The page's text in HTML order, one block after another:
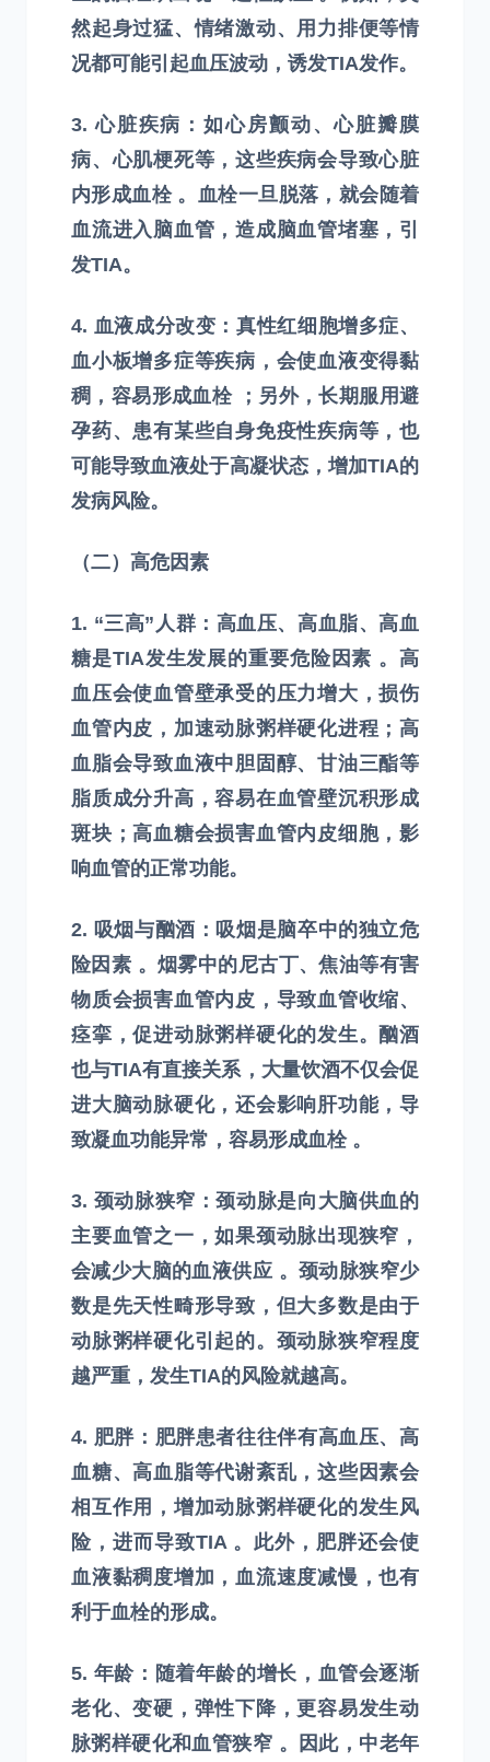
然起身过猛、情绪激动、用力排便等情
况都可能引起血压波动，诱发TIA发作。
3. 心脏疾病：如心房颤动、心脏瓣膜
病、心肌梗死等，这些疾病会导致心脏
内形成血栓 。血栓一旦脱落，就会随着
血流进入脑血管，造成脑血管堵塞，引
发TIA。
4. 血液成分改变：真性红细胞增多症、
血小板增多症等疾病，会使血液变得黏
稠，容易形成血栓 ；另外，长期服用避
孕药、患有某些自身免疫性疾病等，也
可能导致血液处于高凝状态，增加TIA的
发病风险。
（二）高危因素
1. “三高”人群：高血压、高血脂、高血
糖是TIA发生发展的重要危险因素 。高
血压会使血管壁承受的压力增大，损伤
血管内皮，加速动脉粥样硬化进程；高
血脂会导致血液中胆固醇、甘油三酯等
脂质成分升高，容易在血管壁沉积形成
斑块；高血糖会损害血管内皮细胞，影
响血管的正常功能。
2. 吸烟与酗酒：吸烟是脑卒中的独立危
险因素 。烟雾中的尼古丁、焦油等有害
物质会损害血管内皮，导致血管收缩、
痉挛，促进动脉粥样硬化的发生。酗酒
也与TIA有直接关系，大量饮酒不仅会促
进大脑动脉硬化，还会影响肝功能，导
致凝血功能异常，容易形成血栓 。
3. 颈动脉狭窄：颈动脉是向大脑供血的
主要血管之一，如果颈动脉出现狭窄，
会减少大脑的血液供应 。颈动脉狭窄少
数是先天性畸形导致，但大多数是由于
动脉粥样硬化引起的。颈动脉狭窄程度
越严重，发生TIA的风险就越高。
4. 肥胖：肥胖患者往往伴有高血压、高
血糖、高血脂等代谢紊乱，这些因素会
相互作用，增加动脉粥样硬化的发生风
险，进而导致TIA 。此外，肥胖还会使
血液黏稠度增加，血流速度减慢，也有
利于血栓的形成。
5. 年龄：随着年龄的增长，血管会逐渐
老化、变硬，弹性下降，更容易发生动
脉粥样硬化和血管狭窄 。因此，中老年